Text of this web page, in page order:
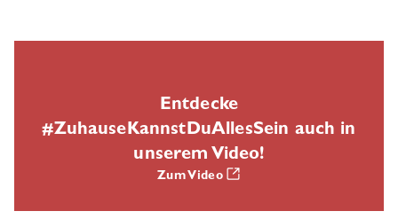
Entdecke
#ZuhauseKannstDuAllesSein auch in
unserem Video!
Zum Video